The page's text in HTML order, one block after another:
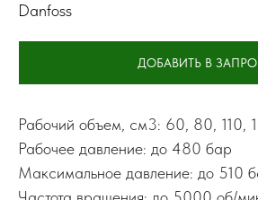
Danfoss
ДОБАВИТЬ В
Рабочий объем, см3: 60, 80, 110,
Рабочее давление: до 480 бар
Максимальное давление: до 510